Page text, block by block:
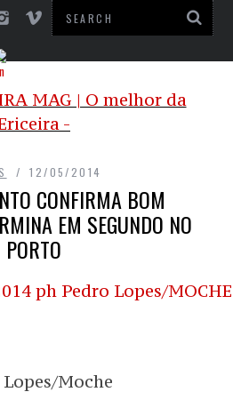
12/05/2014
CONFIRMA BOM
EM SEGUNDO NO
PORTO
Moche